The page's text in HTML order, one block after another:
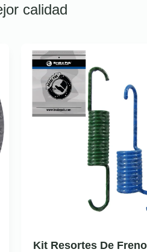
calidad
Kit Resortes De